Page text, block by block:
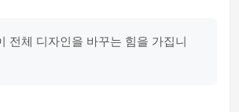
전체 디자인을 바꾸는 힘을 가집니